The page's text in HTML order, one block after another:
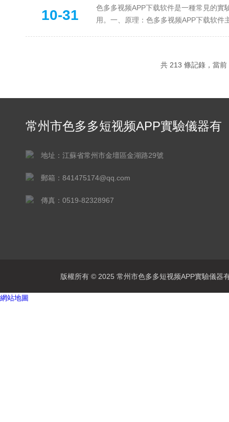
10-31
色多多视频APP下载软件是一種常見的實
用。一、原理：色多多视频APP下
共 213 條記錄，當
常州市色多多短视频APP實驗儀器有
地址：江蘇省常州市金壇區金湖路29號
郵箱：841475174@qq.com
傳真：0519-82328967
版權所有 © 2025 常州市色多多短视频APP實驗儀
網站地圖